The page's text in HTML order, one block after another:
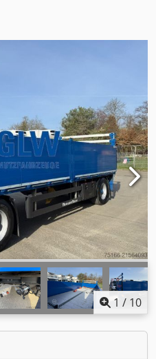
1 / 10